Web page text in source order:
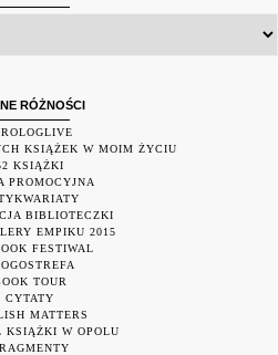
RÓŻNOŚCI
KSIĄŻEK W MOIM ŻYCIU
KSIĄŻKI
PROMOCYJNA
BIBLIOTECZKI
EMPIKU 2015
FESTIWAL
TOUR
CYTATY
MATTERS
KSIĄŻKI W OPOLU